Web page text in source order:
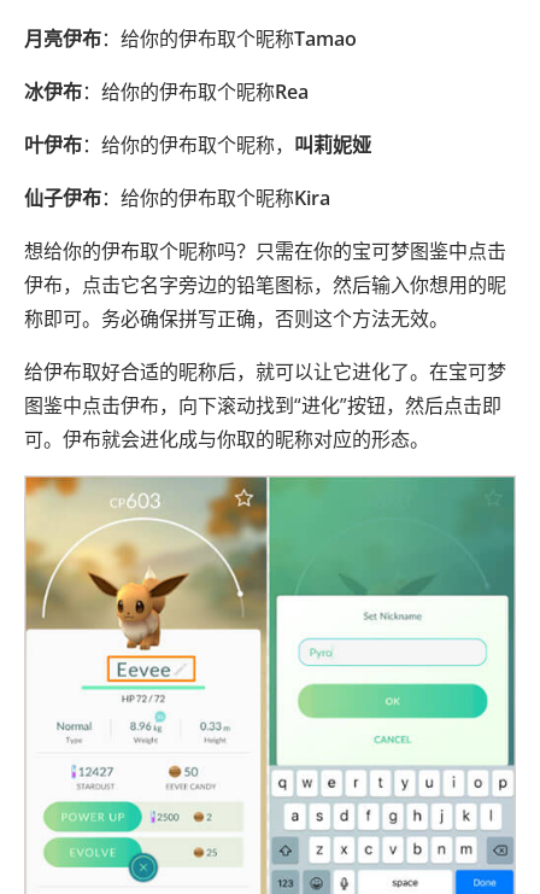
月亮伊布：给你的伊布取个昵称Tamao
冰伊布：给你的伊布取个昵称Rea
叶伊布：给你的伊布取个昵称， 叫莉妮娅
仙子伊布：给你的伊布取个昵称Kira
想给你的伊布取个昵称吗？只需在你的宝可梦图鉴中点击
伊布，点击它名字旁边的铅笔图标，然后输入你想用的昵
称即可。务必确保拼写正确，否则这个方法无效。
给伊布取好合适的昵称后，就可以让它进化了。在宝可梦
图鉴中点击伊布，向下滚动找到“进化”按钮，然后点击即
可。伊布就会进化成与你取的昵称对应的形态。